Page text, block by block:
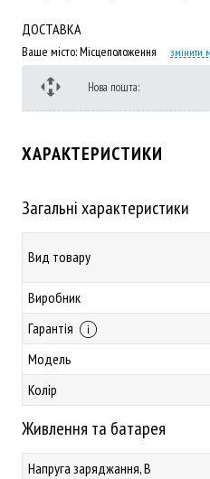
ДОСТАВКА
Ваше місто:Місцеположення змінити
Нова пошта:
ХАРАКТЕРИСТИКИ
Загальні характеристики
Вид товару
Виробник
Гарантія
Модель
Колір
Живлення та батарея
Напруга заряджання, В